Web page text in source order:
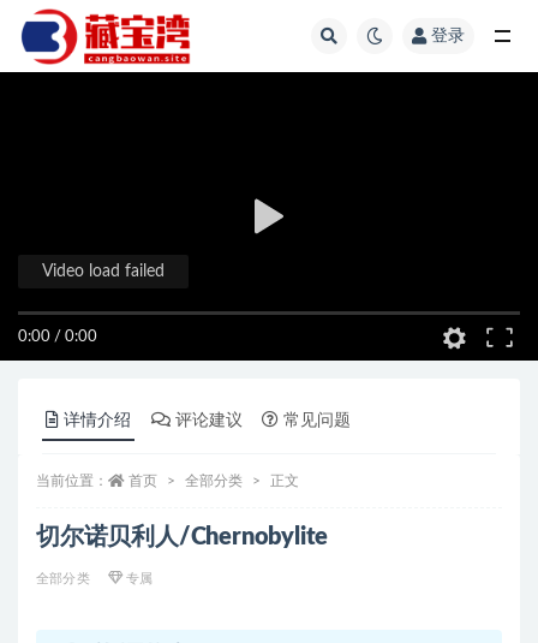
登录
0:00 / 0:00
Video load failed
详情介绍 评论建议 常见问题
当前位置： 首页 全部分类 正文
切尔诺贝利人/Chernobylite
全部分类 专属
全部